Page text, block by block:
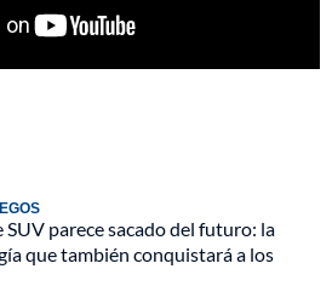
SUV parece sacado del futuro: la
que también conquistará a los